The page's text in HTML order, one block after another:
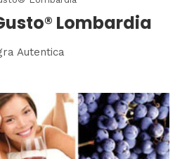
Lombardia
Autentica